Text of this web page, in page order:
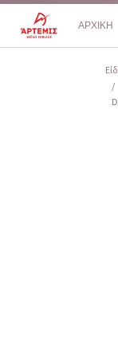
ΑΡΧΙΚΗ